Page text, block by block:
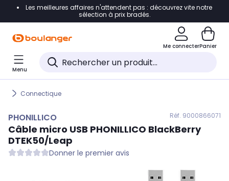
Accéder directement à la navigation
Accéder directement au pied de page
Accéder directement au chatbot
Les meilleures affaires n'attendent pas : découvrez vite notre
sélection à prix bradés.
Me connecterPanier
Menu
Connectique
PHONILLICO Réf. 9000866071
Câble micro USB PHONILLICO BlackBerry
DTEK50/Leap
Donner le premier avis